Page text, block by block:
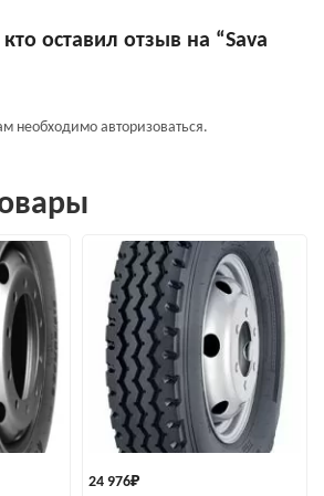
оставил отзыв на “Sava
необходимо авторизоваться.
24 976₽